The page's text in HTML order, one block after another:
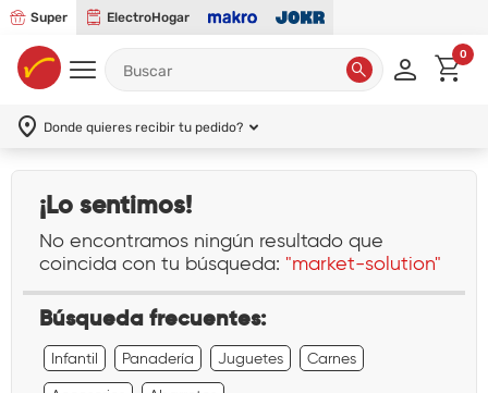
Super ElectroHogar
0
Donde quieres recibir tu pedido?
¡Lo sentimos!
No encontramos ningún resultado que
coincida con tu búsqueda: "market-solution"
Búsqueda frecuentes:
Infantil Panadería Juguetes Carnes